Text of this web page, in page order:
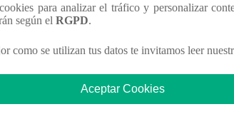
tema: “Bonsai”. La canción ya se
de Spotify.
para analizar el tráfico y personalizar
según el RGPD.
como se utilizan tus datos te invitamos leer
Aceptar Cookies